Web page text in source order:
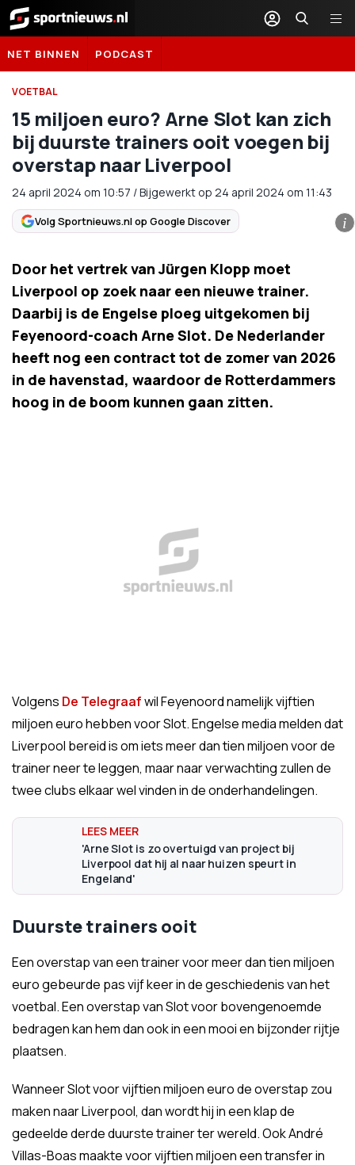
Sportnieuws.nl
NET BINNEN PODCAST
VOETBAL
15 miljoen euro? Arne Slot kan zich
bij duurste trainers ooit voegen bij
overstap naar Liverpool
24 april 2024 om 10:57 /Bijgewerkt op 24 april 2024 om 11:43
Volg Sportnieuws.nl op Google Discover i
Door het vertrek van Jürgen Klopp moet
Liverpool op zoek naar een nieuwe trainer.
Daarbij is de Engelse ploeg uitgekomen bij
Feyenoord-coach Arne Slot. De Nederlander
heeft nog een contract tot de zomer van 2026
in de havenstad, waardoor de Rotterdammers
hoog in de boom kunnen gaan zitten.
Volgens De Telegraafwil Feyenoord namelijk vijftien
miljoen euro hebben voor Slot. Engelse media melden dat
Liverpool bereid is om iets meer dan tien miljoen voor de
trainer neer te leggen, maar naar verwachting zullen de
twee clubs elkaar wel vinden in de onderhandelingen.
'Arne Slot is zo overtuigd van project bij
Liverpool dat hij al naar huizen speurt in
Engeland'
Duurste trainers ooit
Een overstap van een trainer voor meer dan tien miljoen
euro gebeurde pas vijf keer in de geschiedenis van het
voetbal. Een overstap van Slot voor bovengenoemde
bedragen kan hem dan ook in een mooi en bijzonder rijtje
plaatsen.
Wanneer Slot voor vijftien miljoen euro de overstap zou
maken naar Liverpool, dan wordt hij in een klap de
gedeelde derde duurste trainer ter wereld. Ook André
Villas-Boas maakte voor vijftien miljoen een transfer in